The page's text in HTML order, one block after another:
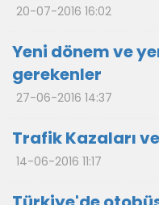
20-07-2016 16:02
Yeni dönem ve
gerekenler
27-06-2016 14:37
Trafik Kazaları
14-06-2016 11:17